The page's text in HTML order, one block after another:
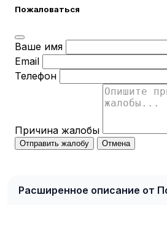
Пожаловаться
Ваше имя
Email
Телефон
Причина жалобы
Отправить жалобу Отмена
Расширенное описание от